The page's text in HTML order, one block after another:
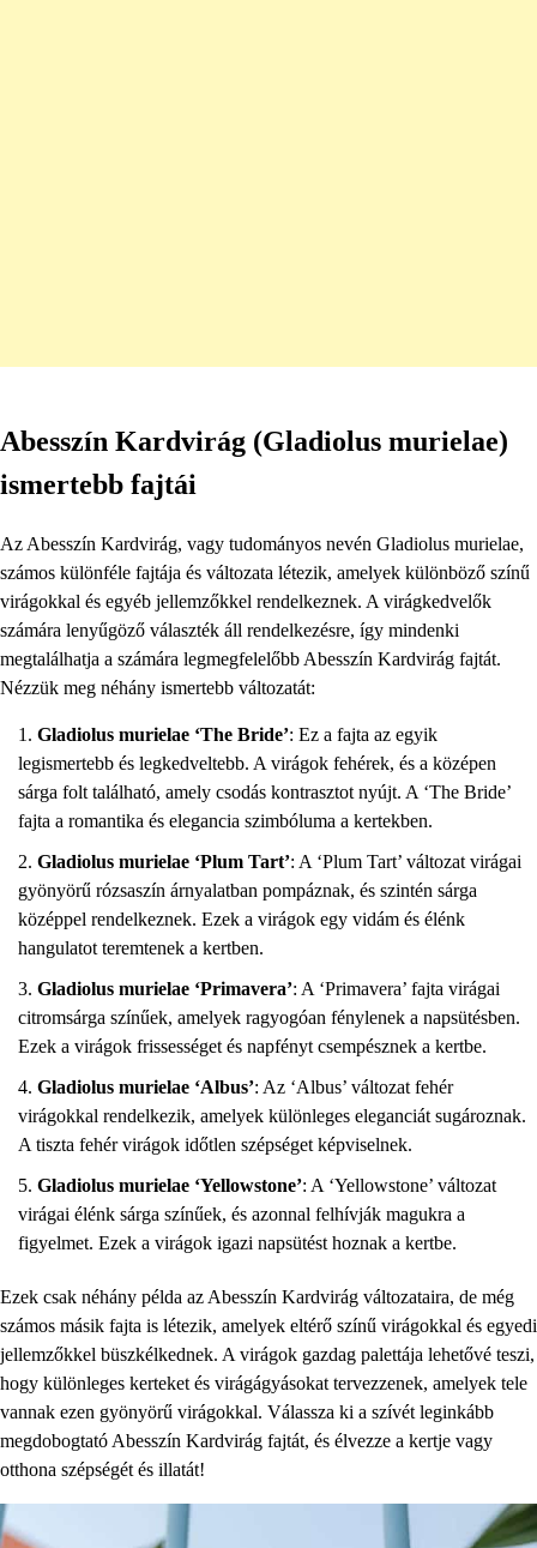
Abesszín Kardvirág (Gladiolus murielae)
ismertebb fajtái
Az Abesszín Kardvirág, vagy tudományos nevén Gladiolus murielae,
számos különféle fajtája és változata létezik, amelyek különböző színű
virágokkal és egyéb jellemzőkkel rendelkeznek. A virágkedvelők
számára lenyűgöző választék áll rendelkezésre, így mindenki
megtalálhatja a számára legmegfelelőbb Abesszín Kardvirág fajtát.
Nézzük meg néhány ismertebb változatát:
Gladiolus murielae ‘The Bride’: Ez a fajta az egyik
legismertebb és legkedveltebb. A virágok fehérek, és a középen
sárga folt található, amely csodás kontrasztot nyújt. A ‘The Bride’
fajta a romantika és elegancia szimbóluma a kertekben.
Gladiolus murielae ‘Plum Tart’: A ‘Plum Tart’ változat virágai
gyönyörű rózsaszín árnyalatban pompáznak, és szintén sárga
középpel rendelkeznek. Ezek a virágok egy vidám és élénk
hangulatot teremtenek a kertben.
Gladiolus murielae ‘Primavera’: A ‘Primavera’ fajta virágai
citromsárga színűek, amelyek ragyogóan fénylenek a napsütésben.
Ezek a virágok frissességet és napfényt csempésznek a kertbe.
Gladiolus murielae ‘Albus’: Az ‘Albus’ változat fehér
virágokkal rendelkezik, amelyek különleges eleganciát sugároznak.
A tiszta fehér virágok időtlen szépséget képviselnek.
Gladiolus murielae ‘Yellowstone’: A ‘Yellowstone’ változat
virágai élénk sárga színűek, és azonnal felhívják magukra a
figyelmet. Ezek a virágok igazi napsütést hoznak a kertbe.
Ezek csak néhány példa az Abesszín Kardvirág változataira, de még
számos másik fajta is létezik, amelyek eltérő színű virágokkal és egyedi
jellemzőkkel büszkélkednek. A virágok gazdag palettája lehetővé teszi,
hogy különleges kerteket és virágágyásokat tervezzenek, amelyek tele
vannak ezen gyönyörű virágokkal. Válassza ki a szívét leginkább
megdobogtató Abesszín Kardvirág fajtát, és élvezze a kertje vagy
otthona szépségét és illatát!